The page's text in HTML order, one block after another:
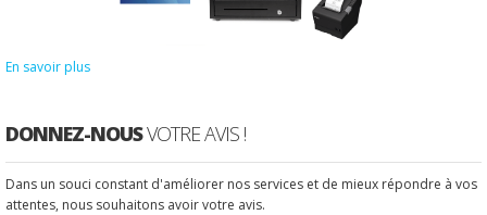
En savoir plus
DONNEZ-NOUSVOTRE AVIS !
Dans un souci constant d'améliorer nos services et de mieux répondre à vos
attentes, nous souhaitons avoir votre avis.